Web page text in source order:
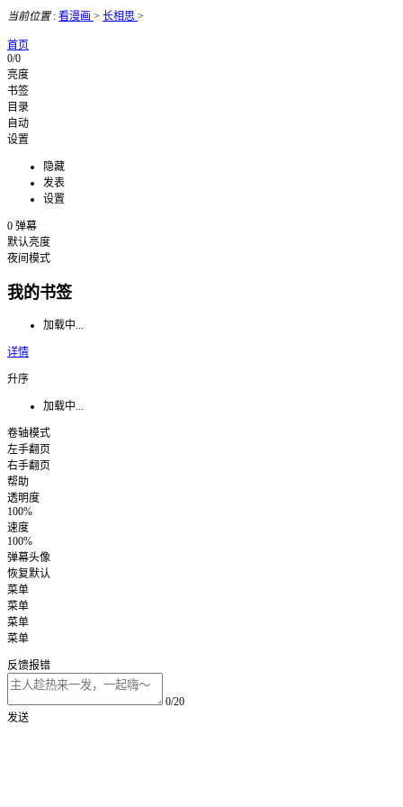
当前位置: 看漫画 > 长相思 >
首页
0/0
亮度
书签
目录
自动
设置
隐藏
发表
设置
0 弹幕
默认亮度
夜间模式
我的书签
加载中...
详情
升序
加载中...
卷轴模式
左手翻页
右手翻页
帮助
透明度
100%
速度
100%
弹幕头像
恢复默认
菜单
菜单
菜单
菜单
反馈报错
0/20
发送